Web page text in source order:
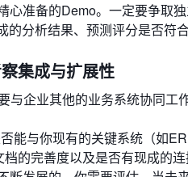
心准备的Demo。一定要争取
分析结果、预测评分是否符
集成与扩展性
企业其他的业务系统协同工作
能与你现有的关键系统（如
的完善度以及是否有现成的连